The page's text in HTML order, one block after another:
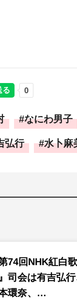
なにわ男子
弘行 水卜麻
第74回NHK紅白
司会は有吉弘行
環奈、…